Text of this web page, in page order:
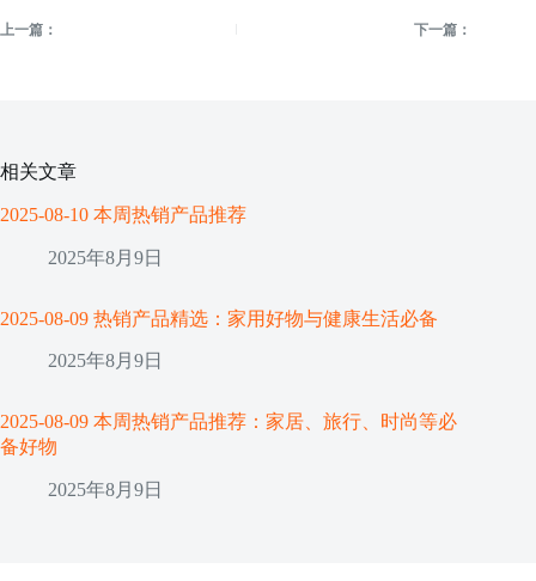
上一篇： 下一篇：
相关文章
2025-08-10 本周热销产品推荐
2025年8月9日
2025-08-09 热销产品精选：家用好物与健康生活必备
2025年8月9日
2025-08-09 本周热销产品推荐：家居、旅行、时尚等必
备好物
2025年8月9日